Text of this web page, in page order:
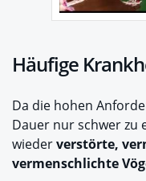
Häufige
Da die hohen
Dauer nur schwer zu
wiederverstörte,
vermenschlichte